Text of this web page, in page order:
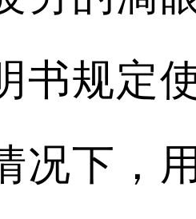
书规定
况下，